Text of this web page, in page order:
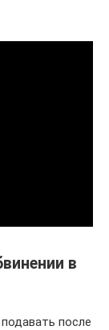
в
после